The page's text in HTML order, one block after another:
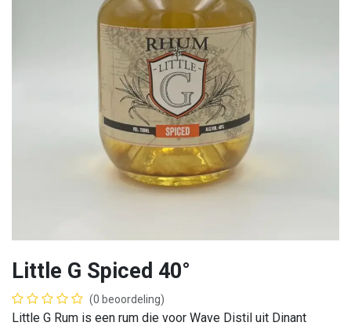
Little G Spiced 40°
(0 beoordeling)
Little G Rum is een rum die voor Wave Distil uit Dinant